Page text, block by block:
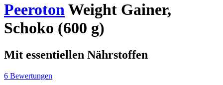
PeerotonWeight Gainer,
Schoko (600 g)
Mit essentiellen Nährstoffen
6 Bewertungen